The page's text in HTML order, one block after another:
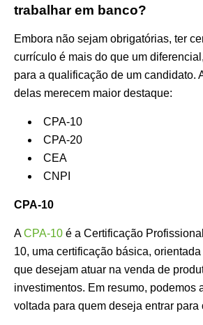
trabalhar em banco?
Embora não sejam obrigatórias, ter
currículo é mais do que um
para a qualificação de um candidato.
delas merecem maior destaque:
CPA-10
CPA-20
CEA
CNPI
CPA-10
ACPA-10 é a Certificação
10, uma certificação básica,
que desejam atuar na venda de
investimentos. Em resumo, podemos
voltada para quem deseja entrar para